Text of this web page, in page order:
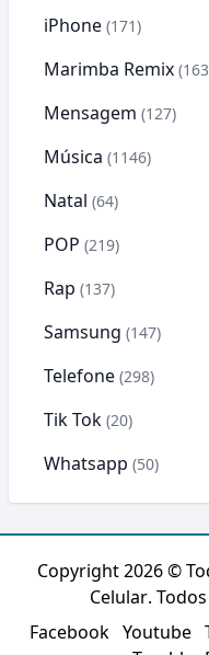
iPhone (171)
Marimba Remix
Mensagem (127)
Música (1146)
Natal (64)
POP (219)
Rap (137)
Samsung (147)
Telefone (298)
Tik Tok (20)
Whatsapp (50)
Copyright 2026 ©
Celular.
Facebook Youtube